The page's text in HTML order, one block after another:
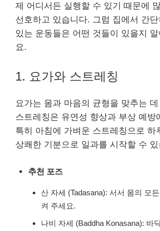
제 어디서든 실행할 수 있기 때문에
선호하고 있습니다. 그럼 집에서 간
있는 운동들은 어떤 것들이 있을지
요.
1. 요가와 스트레칭
요가는 몸과 마음의 균형을 맞추는
스트레칭은 유연성 향상과 부상 예방
특히 아침에 가벼운 스트레칭으로 하
상쾌한 기분으로 일과를 시작할 수
추천 포즈
산 자세 (Tadasana): 서서 몸의 모
켜 주세요.
나비 자세 (Baddha Konasana): 바